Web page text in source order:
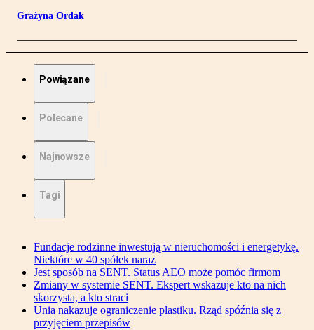
Grażyna Ordak
Powiązane
Polecane
Najnowsze
Tagi
Fundacje rodzinne inwestują w nieruchomości i energetykę.
Niektóre w 40 spółek naraz
Jest sposób na SENT. Status AEO może pomóc firmom
Zmiany w systemie SENT. Ekspert wskazuje kto na nich
skorzysta, a kto straci
Unia nakazuje ograniczenie plastiku. Rząd spóźnia się z
przyjęciem przepisów